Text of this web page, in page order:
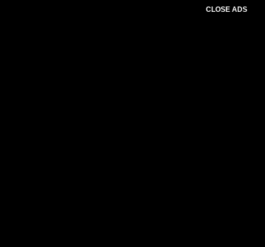
CLOSE ADS